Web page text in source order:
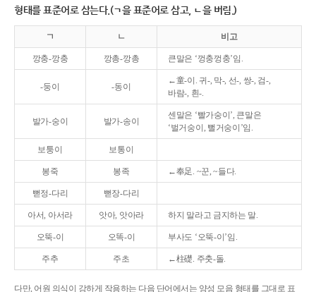
형태를 표준어로 삼는다.(ㄱ을 표준어로 삼고, ㄴ을 버림.)
ㄱ ㄴ 비고
깡충-깡충 깡총-깡총 큰말은 ‘껑충껑충’임.
-둥이 -동이
←童-이. 귀-, 막-, 선-, 쌍-, 검-,
바람-, 흰-.
발가-숭이 발가-송이
센말은 ‘빨가숭이’, 큰말은
‘벌거숭이, 뻘거숭이’임.
보퉁이 보통이
봉죽 봉족 ←奉足. ~꾼, ~들다.
뻗정-다리 뻗장-다리
아서, 아서라 앗아, 앗아라 하지 말라고 금지하는 말.
오뚝-이 오똑-이 부사도 ‘오뚝-이’임.
주추 주초 ←柱礎. 주춧-돌.
다만, 어원 의식이 강하게 작용하는 다음 단어에서는 양성 모음 형태를 그대로 표